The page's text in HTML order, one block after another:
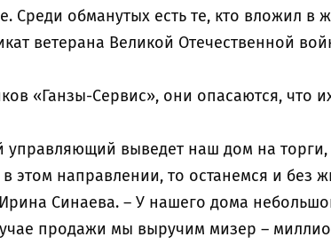
Среди обманутых есть те, кто вложил в
ветерана Великой Отечественной
«Ганзы-Сервис», они опасаются, что
управляющий выведет наш дом на торги,
этом направлении, то останемся и без
Ирина Синаева. – У нашего дома
продажи мы выручим мизер –